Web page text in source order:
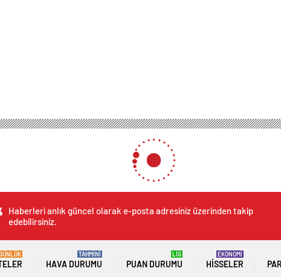
Haberleri anlık güncel olarak e-posta adresiniz üzerinden takip
edebilirsiniz.
HAVA DURUMU
TAHMİNİ
PUAN DURUMU
LİG
HISSELER
EKONOMİ